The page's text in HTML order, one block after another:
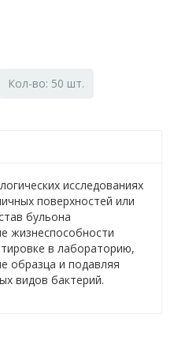
Кол-во: 50 шт.
исследованиях
поверхностей или
бульона
жизнеспособности
в лабораторию,
образца и подавляя
видов бактерий.